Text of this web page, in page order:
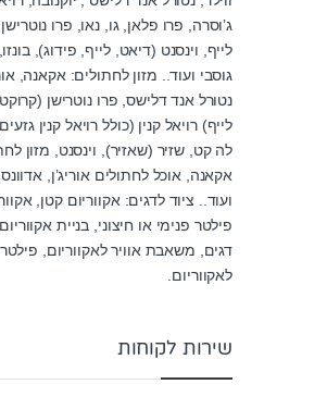
ג’וסרה, פרו פלאן, גו, נאו, פרו
לייף, וינסנט (דיאט, לייף, פידוג),
גוסבי ועוד.. מזון לחתולים: אקאנה,
נטורל אנד דלישס, פרו נוטרישן
לייף) רויאל קנין (כולל רויאל קנין
לה קט, שזיר (שאזיר), וינסנט, מזון
אקאנה, אוכל לחתולים אוריג’ן,
ועוד.. ציוד לדגים: אקווריום קטן,
פילטר פנימי או חיצוני, בניית
דגים, משאבת אוויר לאקווריום, פילטר
לאקווריום.
שירות לקוחות